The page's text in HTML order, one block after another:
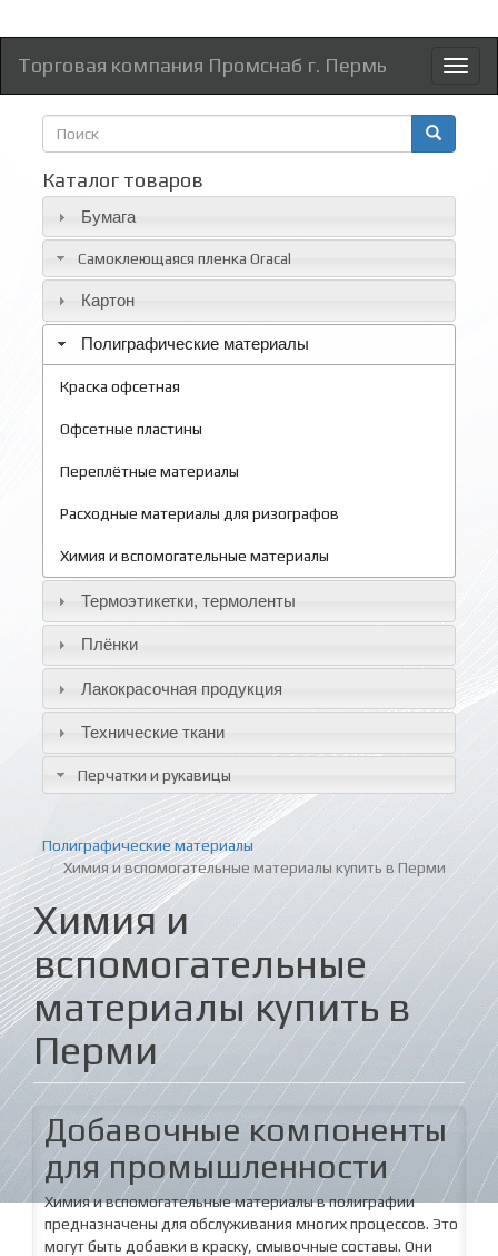
Торговая компания Промснаб г. Пермь
Форма
поиска
Каталог товаров
Бумага
Самоклеющаяся пленка Oracal
Картон
Полиграфические материалы
Краска офсетная
Офсетные пластины
Переплётные материалы
Расходные материалы для ризографов
Химия и вспомогательные материалы
Термоэтикетки, термоленты
Плёнки
Лакокрасочная продукция
Технические ткани
Перчатки и рукавицы
Полиграфические материалы
Химия и вспомогательные материалы купить в Перми
Химия и
вспомогательные
материалы купить в
Перми
Добавочные компоненты
для промышленности
Химия и вспомогательные материалы в полиграфии
предназначены для обслуживания многих процессов. Это
могут быть добавки в краску, смывочные составы. Они